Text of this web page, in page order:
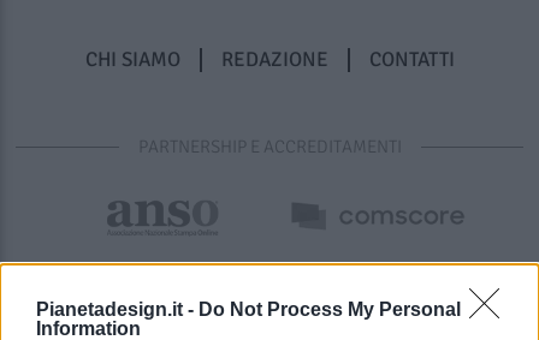
Pianetadesign.it - Do Not Process My Personal
Information
CHI SIAMO REDAZIONE CONTATTI
PARTNERSHIP E ACCREDITAMENTI